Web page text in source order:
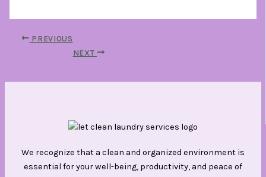
PREVIOUS
NEXT
We recognize that a clean and organized environment is
essential for your well-being, productivity, and peace of